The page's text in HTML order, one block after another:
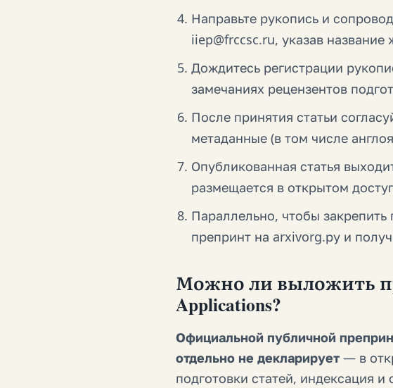
Направьте рукопись и
iiep@frccsc.ru, указав
Дождитесь регистрации
замечаниях рецензентов
После принятия статьи
метаданные (в том числе
Опубликованная статья
размещается в открытом
Параллельно, чтобы
препринт на arxivorg.ру и
Можно ли выложить
Applications?
Официальной публичной
отдельно не декларирует — в
подготовки статей, индексация